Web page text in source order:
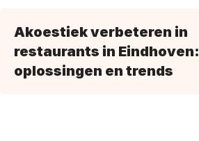
Akoestiek verbeteren in
restaurants in Eindhoven:
oplossingen en trends